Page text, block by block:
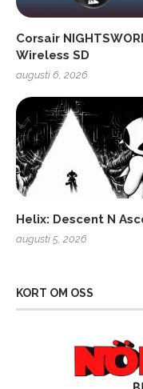
Corsair
Wireless SD
augusti 6, 2026
Helix: Descent N
augusti 5, 2026
KORT OM OSS